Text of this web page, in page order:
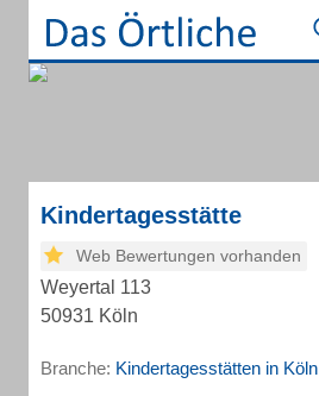
Kindertagesstätte
Web Bewertungen vorhanden
Weyertal 113
50931 Köln
Branche: Kindertagesstätten in Köln